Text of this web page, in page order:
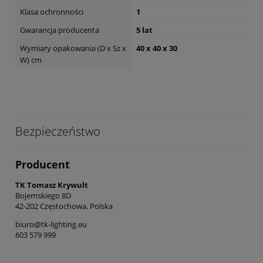
Klasa ochronności
1
Gwarancja producenta
5 lat
Wymiary opakowania (D x Sz x
W) cm
40 x 40 x 30
Bezpieczeństwo
Producent
TK Tomasz Krywult
Bojemskiego 8D
42-202 Częstochowa, Polska
biuro@tk-lighting.eu
603 579 999